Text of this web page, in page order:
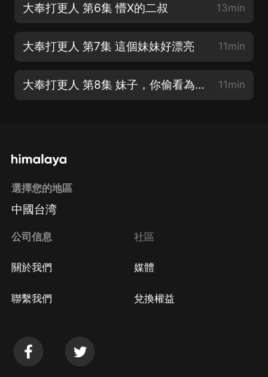
大奉打更人 第6集 懵X的二叔 13min
大奉打更人 第7集 這個妹妹好漂亮 11min
大奉打更人 第8集 妹子，你偷看為兄做啥 11min
選擇您的地區
中國台湾
公司信息
關於我們
聯繫我們
社區
媒體
兌換權益